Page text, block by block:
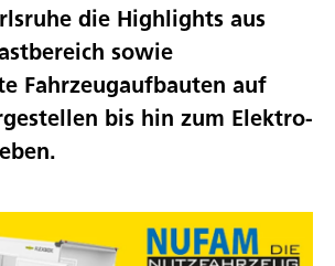
die Highlights aus
sowie
Fahrzeugaufbauten auf
bis hin zum Elektro-